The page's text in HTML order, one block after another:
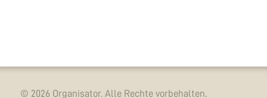
© 2026 Organisator. Alle Rechte vorbehalten.